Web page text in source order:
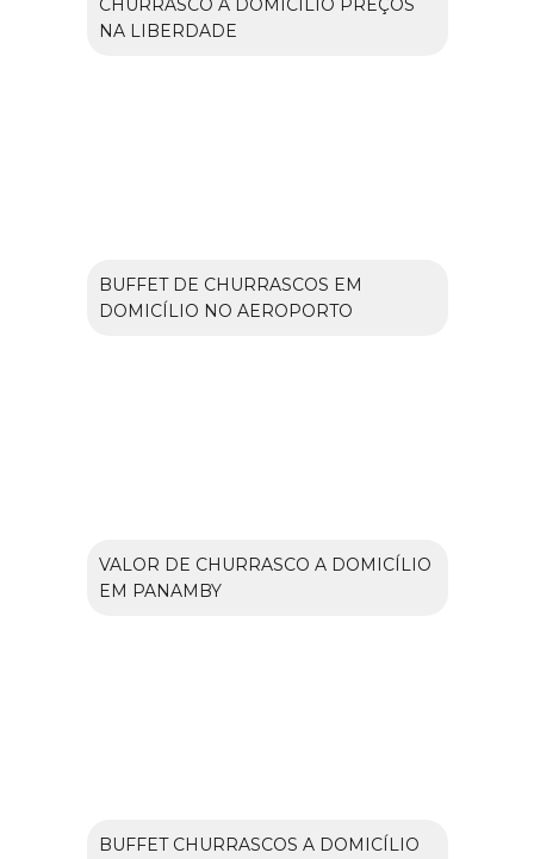
CHURRASCO A DOMICÍLIO PREÇOS
NA LIBERDADE
BUFFET DE CHURRASCOS EM
DOMICÍLIO NO AEROPORTO
VALOR DE CHURRASCO A DOMICÍLIO
EM PANAMBY
BUFFET CHURRASCOS A DOMICÍLIO